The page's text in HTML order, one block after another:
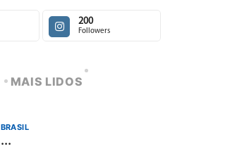
200
Followers
MAIS LIDOS
BRASIL
...